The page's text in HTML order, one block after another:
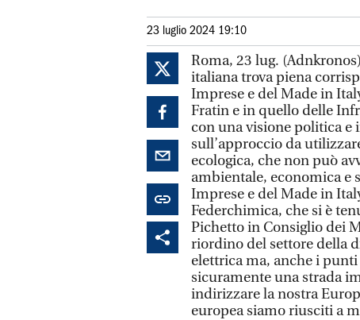
23 luglio 2024 19:10
Roma, 23 lug.
italiana trova piena
Imprese e del Made in
Fratin e in quello delle
con una visione politica e
sull’approccio da
ecologica, che non può
ambientale, economica e
Imprese e del Made in
Federchimica, che si è
Pichetto in Consiglio dei
riordino del settore della
elettrica ma, anche i
sicuramente una strada
indirizzare la nostra
europea siamo riusciti a